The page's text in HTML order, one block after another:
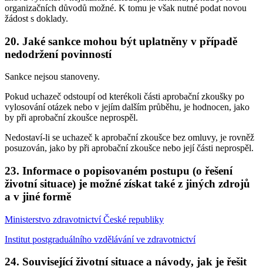
organizačních důvodů možné. K tomu je však nutné podat novou
žádost s doklady.
20. Jaké sankce mohou být uplatněny v případě
nedodržení povinností
Sankce nejsou stanoveny.
Pokud uchazeč odstoupí od kterékoli části aprobační zkoušky po
vylosování otázek nebo v jejím dalším průběhu, je hodnocen, jako
by při aprobační zkoušce neprospěl.
Nedostaví-li se uchazeč k aprobační zkoušce bez omluvy, je rovněž
posuzován, jako by při aprobační zkoušce nebo její části neprospěl.
23. Informace o popisovaném postupu (o řešení
životní situace) je možné získat také z jiných zdrojů
a v jiné formě
Ministerstvo zdravotnictví České republiky
Institut postgraduálního vzdělávání ve zdravotnictví
24. Související životní situace a návody, jak je řešit